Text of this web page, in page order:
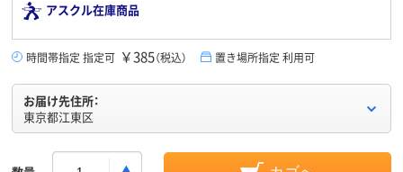
アスクル在庫商品
時間帯指定 指定可 ￥385（税込） 置き場所指定 利用可
お届け先住所：
東京都江東区